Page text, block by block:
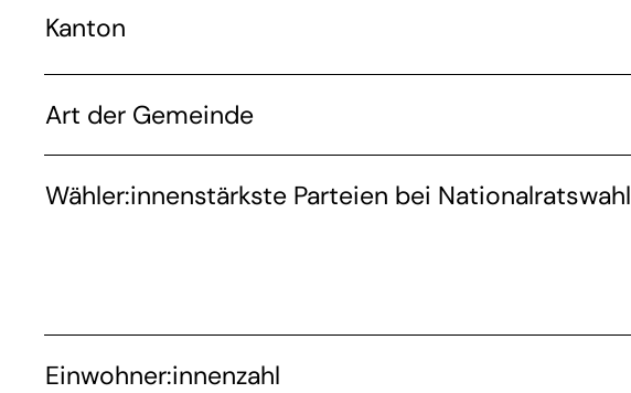
Kanton
Art der Gemeinde
Wähler:innenstärkste Parteien bei Nationalratswahl
Einwohner:innenzahl